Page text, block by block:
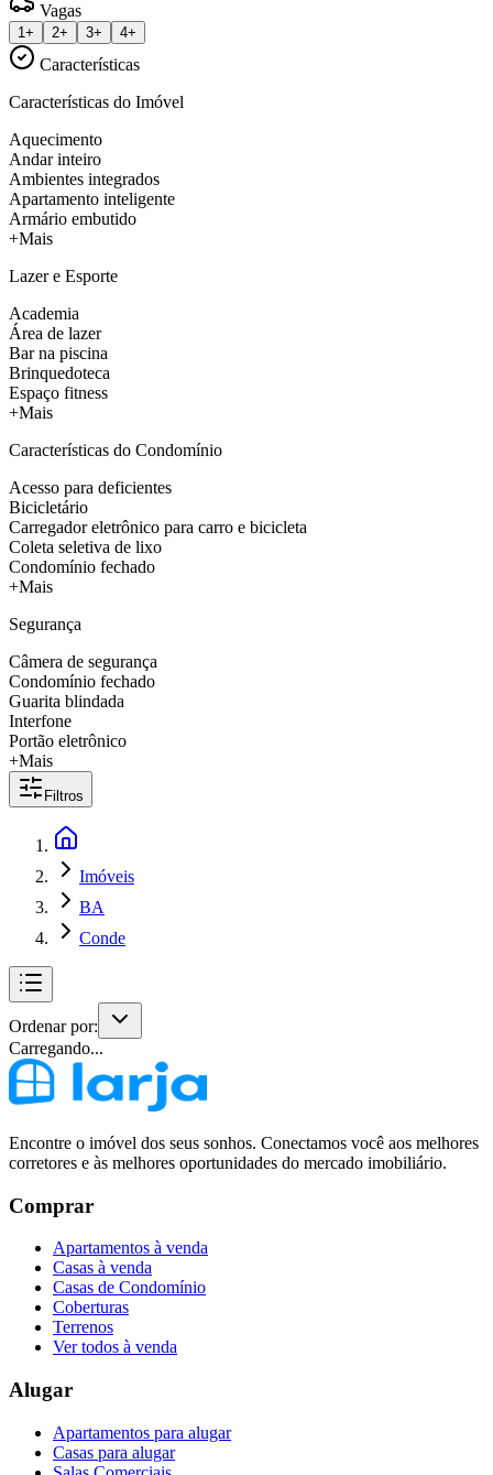
Vagas
1+ 2+ 3+ 4+
Características
Características do Imóvel
Aquecimento
Andar inteiro
Ambientes integrados
Apartamento inteligente
Armário embutido
+Mais
Lazer e Esporte
Academia
Área de lazer
Bar na piscina
Brinquedoteca
Espaço fitness
+Mais
Características do Condomínio
Acesso para deficientes
Bicicletário
Carregador eletrônico para carro e bicicleta
Coleta seletiva de lixo
Condomínio fechado
+Mais
Segurança
Câmera de segurança
Condomínio fechado
Guarita blindada
Interfone
Portão eletrônico
+Mais
Filtros
Imóveis
BA
Conde
Ordenar por:
Carregando...
Encontre o imóvel dos seus sonhos. Conectamos você aos melhores
corretores e às melhores oportunidades do mercado imobiliário.
Comprar
Apartamentos à venda
Casas à venda
Casas de Condomínio
Coberturas
Terrenos
Ver todos à venda
Alugar
Apartamentos para alugar
Casas para alugar